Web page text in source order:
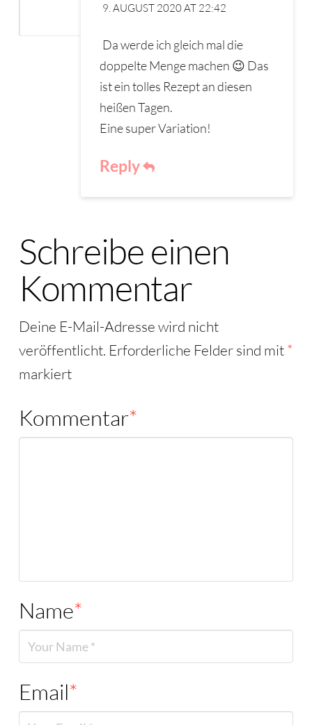
9. AUGUST 2020 AT 22:42
Da werde ich gleich mal die
doppelte Menge machen 😉 Das
ist ein tolles Rezept an diesen
heißen Tagen.
Eine super Variation!
Reply
Schreibe einen
Kommentar
Deine E-Mail-Adresse wird nicht
veröffentlicht. Erforderliche Felder sind mit*
markiert
Kommentar*
Name*
Email*